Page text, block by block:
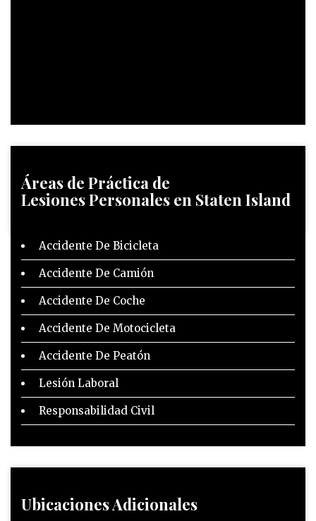
Áreas de Práctica de
Lesiones Personales en Staten Island
Accidente De Bicicleta
Accidente De Camión
Accidente De Coche
Accidente De Motocicleta
Accidente De Peatón
Lesión Laboral
Responsabilidad Civil
Ubicaciones Adicionales